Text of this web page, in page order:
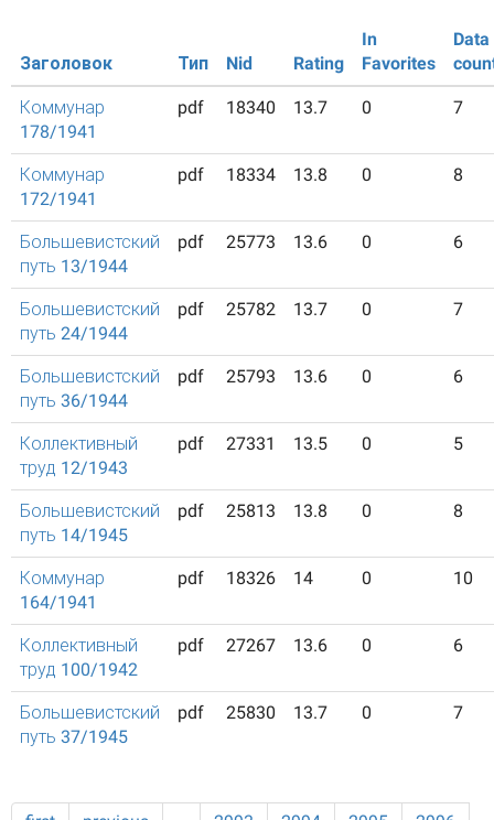
Заголовок Тип Nid Rating
In
Favorites
Data
Коммунар
178/1941
pdf 18340 13.7 0 7
Коммунар
172/1941
pdf 18334 13.8 0 8
Большевистский
путь 13/1944
pdf 25773 13.6 0 6
Большевистский
путь 24/1944
pdf 25782 13.7 0 7
Большевистский
путь 36/1944
pdf 25793 13.6 0 6
Коллективный
труд 12/1943
pdf 27331 13.5 0 5
Большевистский
путь 14/1945
pdf 25813 13.8 0 8
Коммунар
164/1941
pdf 18326 14 0 10
Коллективный
труд 100/1942
pdf 27267 13.6 0 6
Большевистский
путь 37/1945
pdf 25830 13.7 0 7